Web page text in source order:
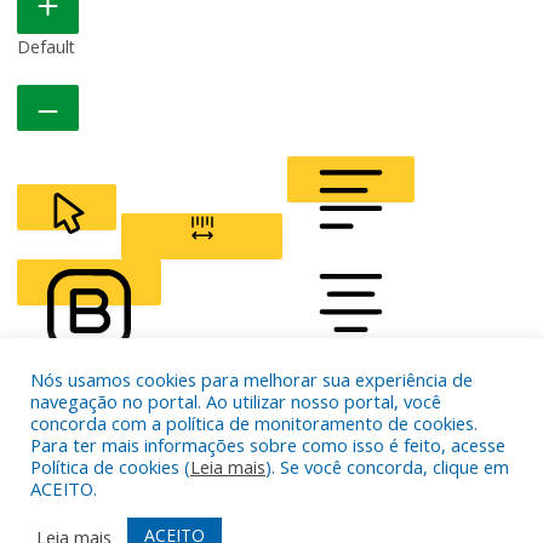
Default
CURSOR
FONT WEIGHT
Color Modules
Nós usamos cookies para melhorar sua experiência de
navegação no portal. Ao utilizar nosso portal, você
concorda com a política de monitoramento de cookies.
Para ter mais informações sobre como isso é feito, acesse
Política de cookies (Leia mais). Se você concorda, clique em
ACEITO.
Leia mais
ACEITO